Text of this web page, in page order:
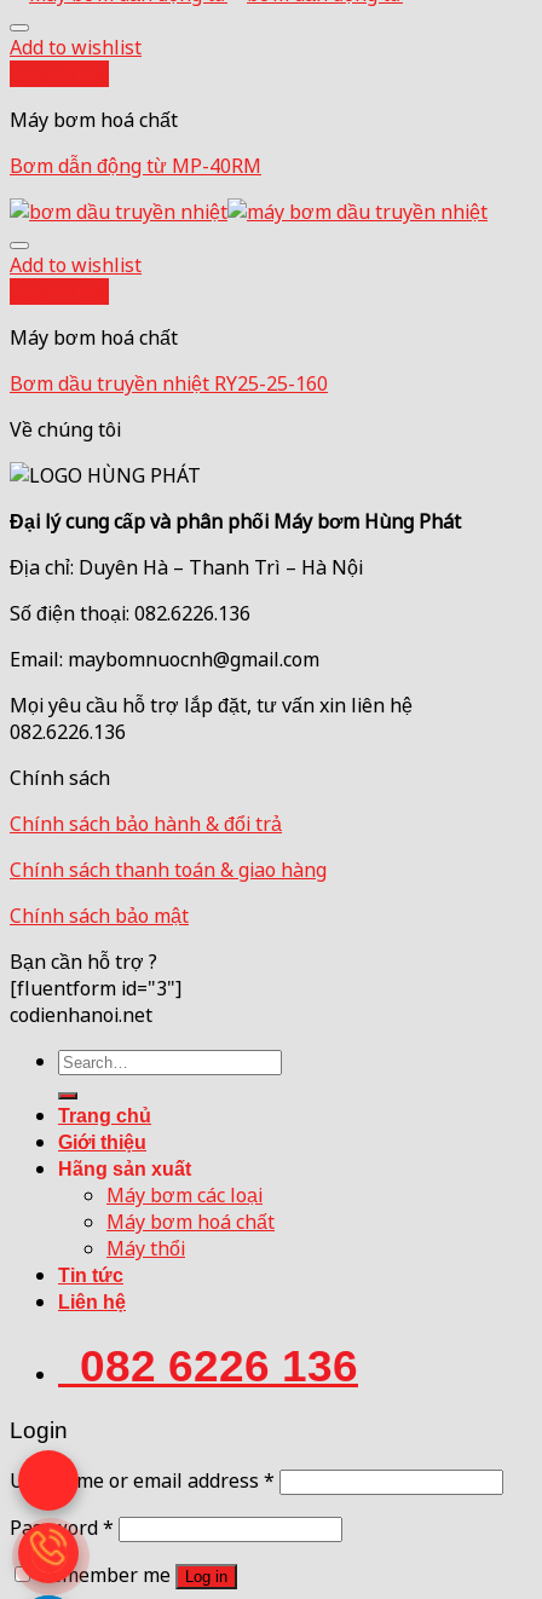
Add to wishlist
Máy bơm hoá chất
Bơm dẫn động từ MP-40RM
Add to wishlist
Máy bơm hoá chất
Bơm dầu truyền nhiệt RY25-25-160
Về chúng tôi
Đại lý cung cấp và phân phối Máy bơm Hùng Phát
Địa chỉ: Duyên Hà – Thanh Trì – Hà Nội
Số điện thoại: 082.6226.136
Email: maybomnuocnh@gmail.com
Mọi yêu cầu hỗ trợ lắp đặt, tư vấn xin liên hệ
082.6226.136
Chính sách
Chính sách bảo hành & đổi trả
Chính sách thanh toán & giao hàng
Chính sách bảo mật
Bạn cần hỗ trợ ?
[fluentform id="3"]
codienhanoi.net
Search
for:
Trang chủ
Giới thiệu
Hãng sản xuất
Máy bơm các loại
Máy bơm hoá chất
Máy thổi
Tin tức
Liên hệ
082 6226 136
Login
Username or email address *
Password*
Remember me
Log in